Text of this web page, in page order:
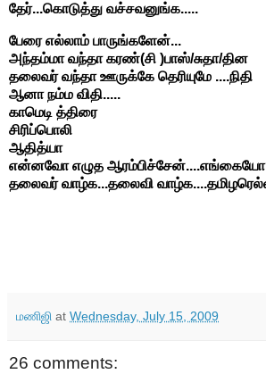
தேர்...கொடுத்து வச்சவனுங்க.....
பேரை எல்லாம் பாருங்களேன்...
அந்தம்மா வந்தா கரண்(சி )பாஸ்/சுதா/தின
தலைவர் வந்தா ஊருக்கே தெரியுமே ....நிதி
ஆனா நம்ம விதி.....
காமெடி த்திரை
சிரிப்பொலி
ஆதித்யா
என்னவோ எழுத ஆரம்பிச்சேன்....எங்கையோ
தலைவர் வாழ்க...தலைவி
மணிஜி at Wednesday, July 15, 2009
26 comments: